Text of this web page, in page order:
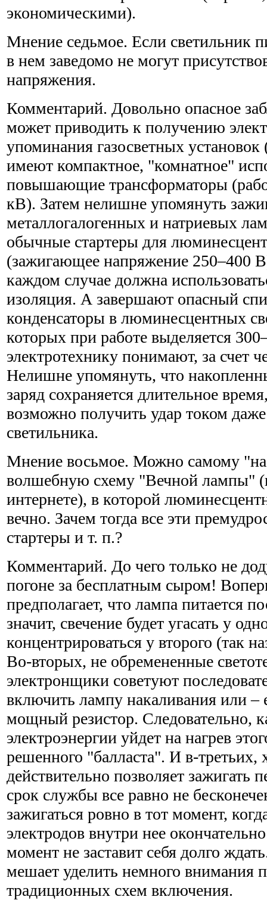
экономическими).
Мнение седьмое. Если светильник
в нем заведомо не могут
напряжения.
Комментарий. Довольно опасное
может приводить к получению
упоминания газосветных
имеют компактное, "комнатное"
повышающие трансформаторы
кВ). Затем нелишне упомянуть
металлогалогенных и натриевых
обычные стартеры для
(зажигающее напряжение 250–400
каждом случае должна
изоляция. А завершают опасный
конденсаторы в люминесцентных
которых при работе выделяется
электротехнику понимают, за счет
Нелишне упомянуть, что
заряд сохраняется длительное
возможно получить удар током
светильника.
Мнение восьмое. Можно самому "на
волшебную схему "Вечной лампы"
интернете), в которой
вечно. Зачем тогда все эти
стартеры и т. п.?
Комментарий. До чего только не
погоне за бесплатным сыром!
предполагает, что лампа питается
значит, свечение будет угасать у
концентрироваться у второго (так
Во-вторых, не обремененные
электронщики советуют
включить лампу накаливания или
мощный резистор. Следовательно,
электроэнергии уйдет на нагрев
решенного "балласта". И в-третьих,
действительно позволяет зажигать
срок службы все равно не
зажигаться ровно в тот момент,
электродов внутри нее
момент не заставит себя долго
мешает уделить немного внимания
традиционных схем включения.